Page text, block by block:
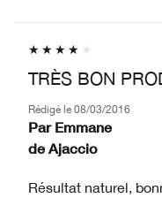
TRÈS BON
Rédigé le 08/03/2016
Par Emmane
de Ajaccio
Résultat naturel,